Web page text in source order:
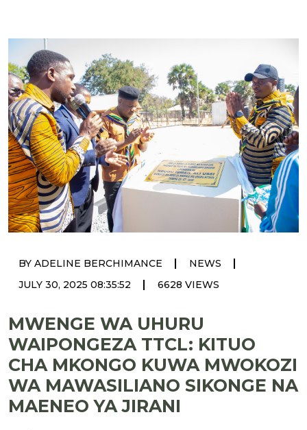
BY ADELINE BERCHIMANCE | NEWS |
JULY 30, 2025 08:35:52 | 6628 VIEWS
MWENGE WA UHURU
WAIPONGEZA TTCL: KITUO
CHA MKONGO KUWA MWOKOZI
WA MAWASILIANO SIKONGE NA
MAENEO YA JIRANI